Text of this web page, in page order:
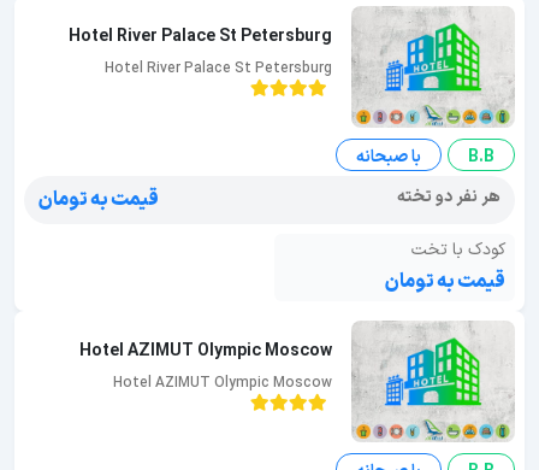
Hotel River Palace St Petersburg
Hotel River Palace St Petersburg
B.B
با صبحانه
هر نفر دو تخته
قیمت به تومان
کودک با تخت
قیمت به تومان
Hotel AZIMUT Olympic Moscow
Hotel AZIMUT Olympic Moscow